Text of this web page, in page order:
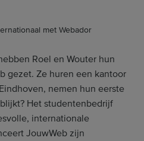
met Webador
Roel en Wouter hun
gezet. Ze huren een kantoor
nemen hun eerste
Het studentenbedrijf
internationale
JouwWeb zijn